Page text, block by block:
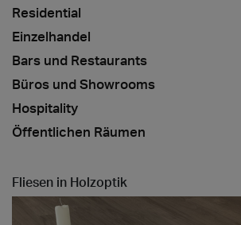
Residential
Einzelhandel
Bars und Restaurants
Büros und Showrooms
Hospitality
Öffentlichen Räumen
Fliesen in Holzoptik